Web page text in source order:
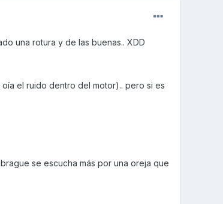
una rotura y de las buenas.. XDD
el ruido dentro del motor).. pero si es
se escucha más por una oreja que